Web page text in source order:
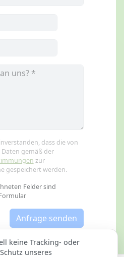
dass die von
gemäß der
zur
gespeichert werden.
Felder sind
Anfrage senden
keine Tracking- oder
unseres